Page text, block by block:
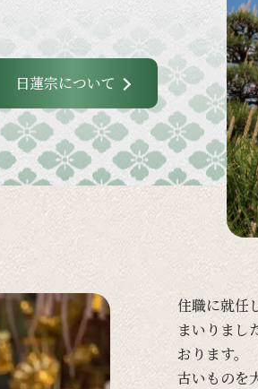
日蓮宗について
住職に就任
まいりまし
おります。
古いものを